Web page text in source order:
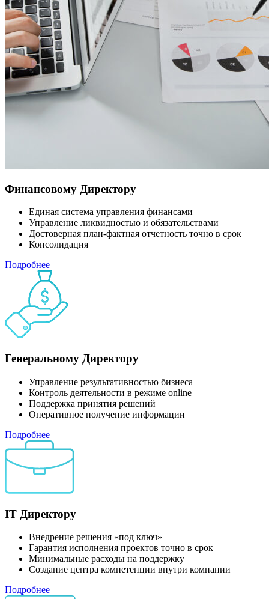
Финансовому Директору
Единая система управления финансами
Управление ликвидностью и обязательствами
Достоверная план-фактная отчетность точно в срок
Консолидация
Подробнее
Генеральному Директору
Управление результативностью бизнеса
Контроль деятельности в режиме online
Поддержка принятия решений
Оперативное получение информации
Подробнее
IT Директору
Внедрение решения «под ключ»
Гарантия исполнения проектов точно в срок
Минимальные расходы на поддержку
Создание центра компетенции внутри компании
Подробнее